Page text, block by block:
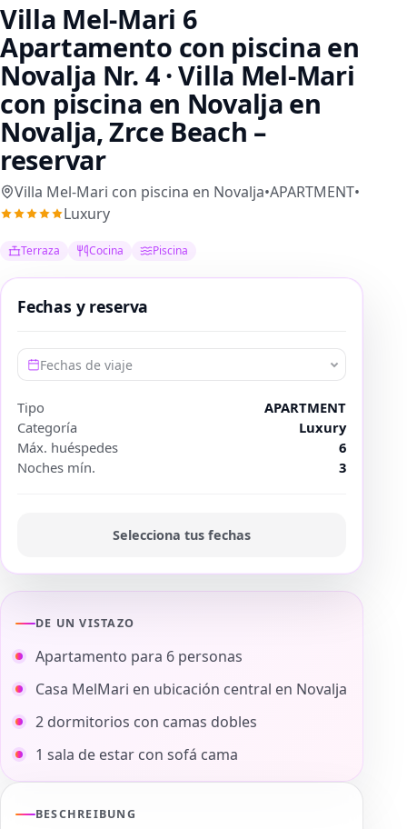
Villa Mel-Mari 6
Apartamento con piscina en
Novalja Nr. 4 · Villa Mel-Mari
con piscina en Novalja en
Novalja, Zrce Beach –
reservar
Villa Mel-Mari con piscina en Novalja•APARTMENT•
Luxury
Terraza Cocina Piscina
DE UN VISTAZO
Apartamento para 6 personas
Casa MelMari en ubicación central en Novalja
2 dormitorios con camas dobles
1 sala de estar con sofá cama
BESCHREIBUNG
Fechas y reserva
Fechas de viaje
Tipo
APARTMENT
Categoría
Luxury
Máx. huéspedes
6
Noches mín.
3
Selecciona tus fechas